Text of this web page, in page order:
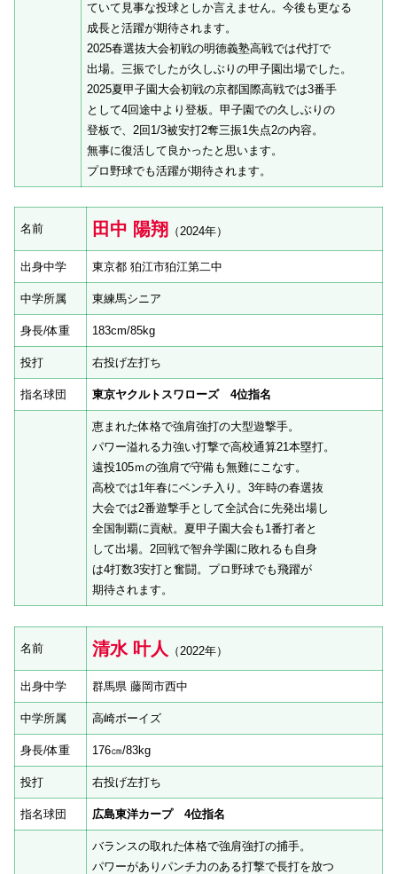
ていて見事な投球としか言えません。今後も更なる
成長と活躍が期待されます。
2025春選抜大会初戦の明徳義塾高戦では代打で
出場。三振でしたが久しぶりの甲子園出場でした。
2025夏甲子園大会初戦の京都国際高戦では3番手
として4回途中より登板。甲子園での久しぶりの
登板で、2回1/3被安打2奪三振1失点2の内容。
無事に復活して良かったと思います。
プロ野球でも活躍が期待されます。
名前 田中 陽翔 （2024年）
出身中学 東京都 狛江市狛江第二中
中学所属 東練馬シニア
身長/体重 183cm/85kg
投打 右投げ左打ち
指名球団 東京ヤクルトスワローズ 4位指名
恵まれた体格で強肩強打の大型遊撃手。
パワー溢れる力強い打撃で高校通算21本塁打。
遠投105ｍの強肩で守備も無難にこなす。
高校では1年春にベンチ入り。3年時の春選抜
大会では2番遊撃手として全試合に先発出場し
全国制覇に貢献。夏甲子園大会も1番打者と
して出場。2回戦で智弁学園に敗れるも自身
は4打数3安打と奮闘。プロ野球でも飛躍が
期待されます。
名前 清水 叶人 （2022年）
出身中学 群馬県 藤岡市西中
中学所属 高崎ボーイズ
身長/体重 176㎝/83kg
投打 右投げ左打ち
指名球団 広島東洋カープ 4位指名
バランスの取れた体格で強肩強打の捕手。
パワーがありパンチ力のある打撃で長打を放つ